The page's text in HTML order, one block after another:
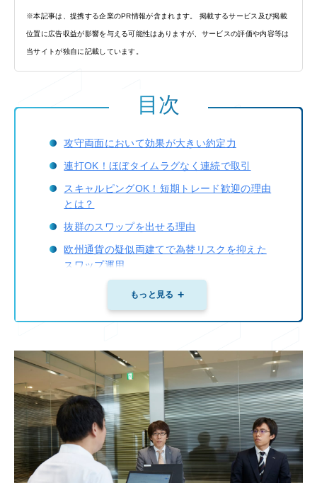
※本記事は、提携する企業のPR情報が含まれます。 掲載するサービス及び掲載
位置に広告収益が影響を与える可能性はありますが、サービスの評価や内容等は
当サイトが独自に記載しています。
目次
攻守両面において効果が大きい約定力
連打OK！ほぼタイムラグなく連続で取引
スキャルピングOK！短期トレード歓迎の理由
とは？
抜群のスワップを出せる理由
欧州通貨の疑似両建てで為替リスクを抑えた
スワップ運用
防御を意識しながらFX上達を目指す
もっと見る